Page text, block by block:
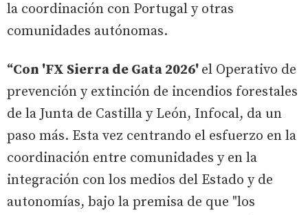
la coordinación con Portugal y otras
comunidades autónomas.
“Con 'FX Sierra de Gata 2026' el Operativo de
prevención y extinción de incendios forestales
de la Junta de Castilla y León, Infocal, da un
paso más. Esta vez centrando el esfuerzo en la
coordinación entre comunidades y en la
integración con los medios del Estado y de
autonomías, bajo la premisa de que "los